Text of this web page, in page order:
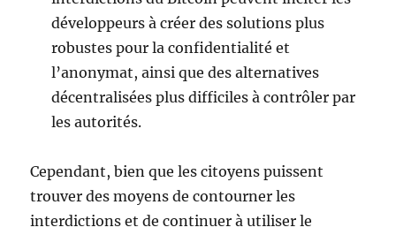
développeurs à créer des solutions plus
robustes pour la confidentialité et
l’anonymat, ainsi que des alternatives
décentralisées plus difficiles à contrôler par
les autorités.
Cependant, bien que les citoyens puissent
trouver des moyens de contourner les
interdictions et de continuer à utiliser le